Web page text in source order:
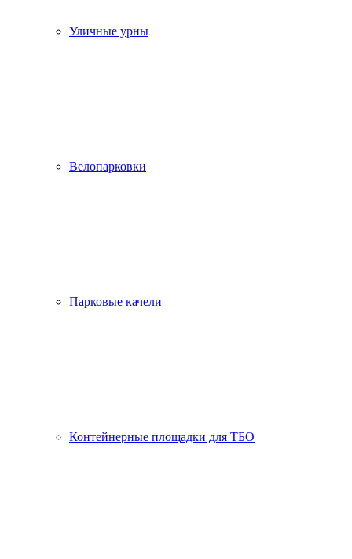
Уличные урны
Велопарковки
Парковые качели
Контейнерные площадки для ТБО